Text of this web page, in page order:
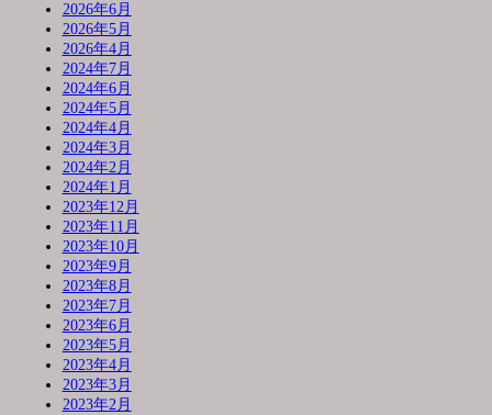
2026年6月
2026年5月
2026年4月
2024年7月
2024年6月
2024年5月
2024年4月
2024年3月
2024年2月
2024年1月
2023年12月
2023年11月
2023年10月
2023年9月
2023年8月
2023年7月
2023年6月
2023年5月
2023年4月
2023年3月
2023年2月